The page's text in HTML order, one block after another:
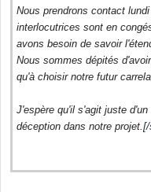
Nous prendrons contact
interlocutrices sont en
avons besoin de savoir
Nous sommes dépités
qu'à choisir notre futur
J'espère qu'il s'agit juste
déception dans notre projet.